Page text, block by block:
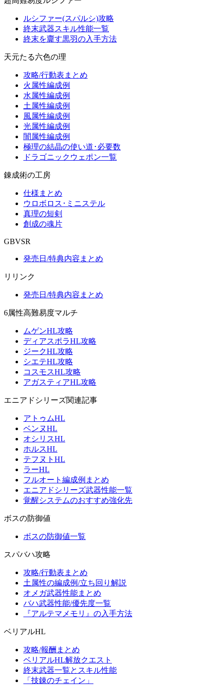
ルシファー(スパルシ)攻略
終末武器スキル性能一覧
終末を齎す黒羽の入手方法
天元たる六色の理
攻略/行動表まとめ
火属性編成例
水属性編成例
土属性編成例
風属性編成例
光属性編成例
闇属性編成例
極理の結晶の使い道･必要数
ドラゴニックウェポン一覧
錬成術の工房
仕様まとめ
ウロボロス･ミニステル
真理の短剣
創成の魂片
GBVSR
発売日/特典内容まとめ
リリンク
発売日/特典内容まとめ
6属性高難易度マルチ
ムゲンHL攻略
ディアスポラHL攻略
ジークHL攻略
シエテHL攻略
コスモスHL攻略
アガスティアHL攻略
エニアドシリーズ関連記事
アトゥムHL
ベンヌHL
オシリスHL
ホルスHL
テフヌトHL
ラーHL
フルオート編成例まとめ
エニアドシリーズ武器性能一覧
覚醒システムのおすすめ強化先
ボスの防御値
ボスの防御値一覧
スパバハ攻略
攻略/行動表まとめ
土属性の編成例/立ち回り解説
オメガ武器性能まとめ
バハ武器性能/優先度一覧
『アルテマメモリ』の入手方法
ベリアルHL
攻略/報酬まとめ
ベリアルHL解放クエスト
終末武器一覧とスキル性能
「技錬のチェイン」